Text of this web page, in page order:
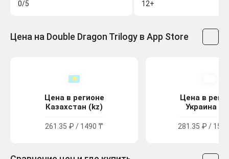
0/5
12+
Цена на Double Dragon Trilogy в App Store
Цена в регионе
Казахстан (kz)
261.35 ₽ / 1490 ₸
Цена в
Украина
281.35 ₽ /